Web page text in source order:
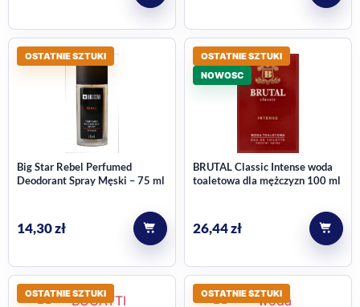
OSTATNIE SZTUKI
Big Star Rebel Perfumed
Deodorant Spray Męski – 75 ml
14,30zł
OSTATNIE SZTUKI
NOWOSC
BRUTAL Classic Intense woda
toaletowa dla mężczyzn 100 ml
26,44zł
OSTATNIE SZTUKI OSTATNIE SZTUKI